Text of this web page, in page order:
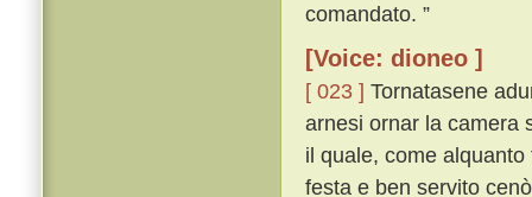
comandato. ”
[Voice: dioneo ]
[ 023 ] Tornatasene
arnesi ornar la camera
il quale, come
festa e ben servito